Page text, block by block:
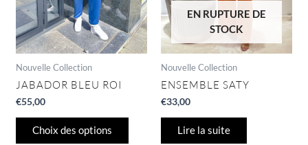
Nouvelle Collection
JABADOR BLEU ROI
€55,00
Choix des options
être
choisies
sur
la
EN RUPTURE DE
STOCK
Nouvelle Collection
ENSEMBLE SATY
€33,00
Lire la suite